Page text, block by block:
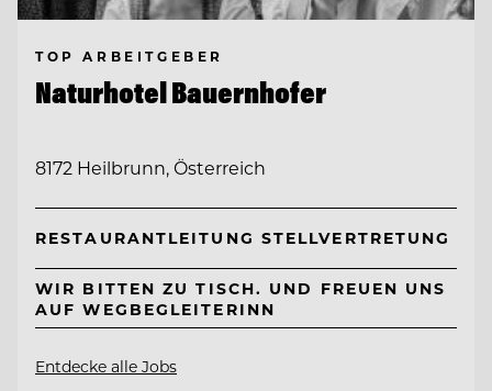
TOP ARBEITGEBER
Naturhotel Bauernhofer
8172 Heilbrunn, Österreich
RESTAURANTLEITUNG STELLVERTRETUNG
WIR BITTEN ZU TISCH. UND FREUEN UNS
AUF WEGBEGLEITERINN
Entdecke alle Jobs